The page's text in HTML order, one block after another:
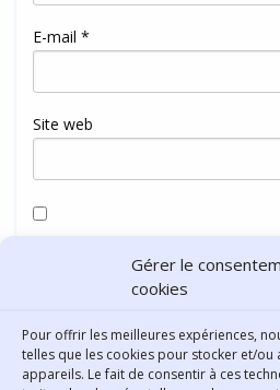
Gérer le
cookies
Pour offrir les meilleures expériences,
telles que les cookies pour stocker et/
appareils. Le fait de consentir à ces
E-mail *
Site web
navigateur pour mon prochain